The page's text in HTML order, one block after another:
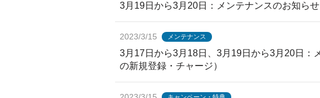
3月19日から3月20日：メンテナンスのお知らせ
2023/3/15 メンテナンス
3月17日から3月18日、3月19日から3月20日：
の新規登録・チャージ）